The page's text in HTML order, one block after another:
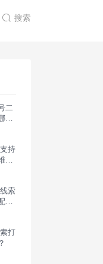
搜索
二
些
持
码
索
如
打